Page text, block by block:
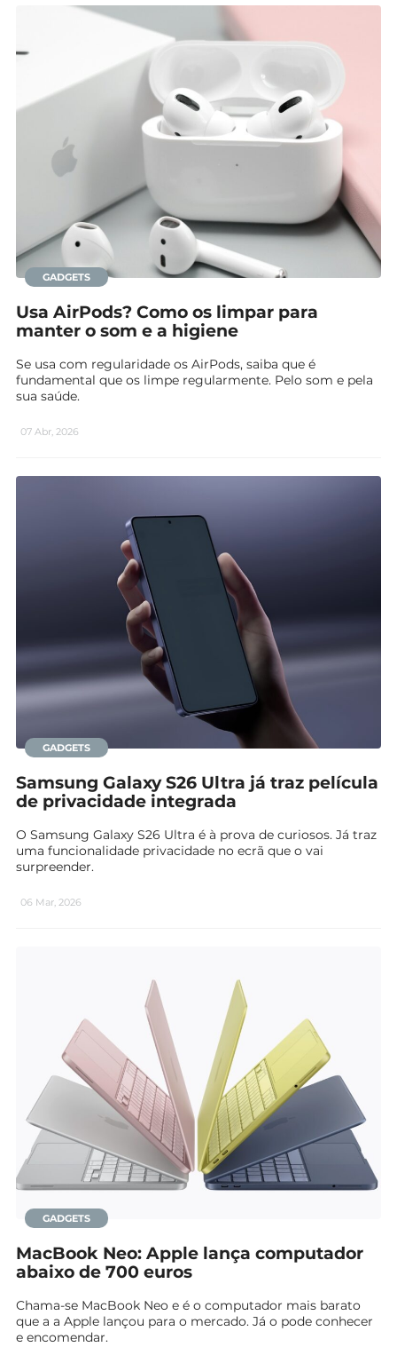
GADGETS
Usa AirPods? Como os limpar para
manter o som e a higiene
Se usa com regularidade os AirPods, saiba que é
fundamental que os limpe regularmente. Pelo som e pela
sua saúde.
07 Abr, 2026
GADGETS
Samsung Galaxy S26 Ultra já traz película
de privacidade integrada
O Samsung Galaxy S26 Ultra é à prova de curiosos. Já traz
uma funcionalidade privacidade no ecrã que o vai
surpreender.
06 Mar, 2026
GADGETS
MacBook Neo: Apple lança computador
abaixo de 700 euros
Chama-se MacBook Neo e é o computador mais barato
que a a Apple lançou para o mercado. Já o pode conhecer
e encomendar.